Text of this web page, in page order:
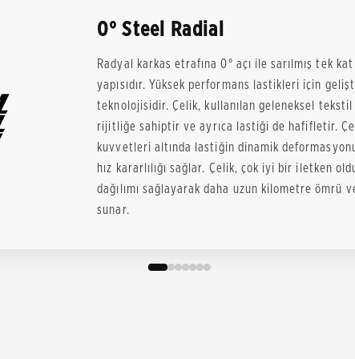
0° Steel Radial
Radyal karkas etrafına 0° açı ile sarılmış tek
yapısıdır. Yüksek performans lastikleri için
teknolojisidir. Çelik, kullanılan geleneksel
rijitliğe sahiptir ve ayrıca lastiği de hafifletir.
kuvvetleri altında lastiğin dinamik
hız kararlılığı sağlar. Çelik, çok iyi bir iletken
dağılımı sağlayarak daha uzun kilometre ömrü
sunar.